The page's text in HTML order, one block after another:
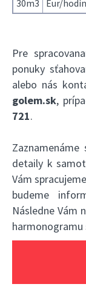
30m3 Eur/
Pre
ponuky
alebo nás
golem.sk,
721.
detaily k
Vám
budeme
Následne Vám
harmonogramu